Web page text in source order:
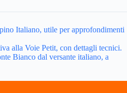
Italiano, utile per approfondimenti
alla Voie Petit, con dettagli tecnici.
Bianco dal versante italiano, a